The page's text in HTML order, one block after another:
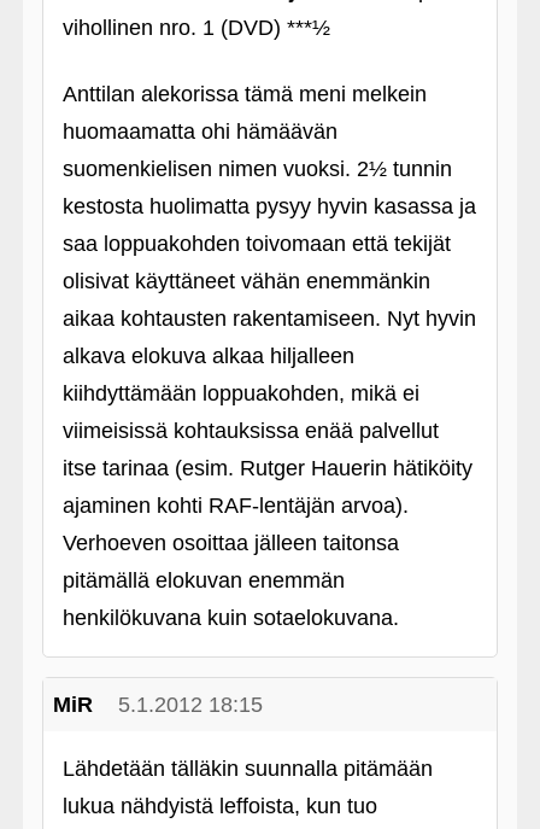
vihollinen nro. 1 (DVD) ***½
Anttilan alekorissa tämä meni melkein
huomaamatta ohi hämäävän
suomenkielisen nimen vuoksi. 2½ tunnin
kestosta huolimatta pysyy hyvin kasassa ja
saa loppuakohden toivomaan että tekijät
olisivat käyttäneet vähän enemmänkin
aikaa kohtausten rakentamiseen. Nyt hyvin
alkava elokuva alkaa hiljalleen
kiihdyttämään loppuakohden, mikä ei
viimeisissä kohtauksissa enää palvellut
itse tarinaa (esim. Rutger Hauerin hätiköity
ajaminen kohti RAF-lentäjän arvoa).
Verhoeven osoittaa jälleen taitonsa
pitämällä elokuvan enemmän
henkilökuvana kuin sotaelokuvana.
MiR 5.1.2012 18:15
Lähdetään tälläkin suunnalla pitämään
lukua nähdyistä leffoista, kun tuo